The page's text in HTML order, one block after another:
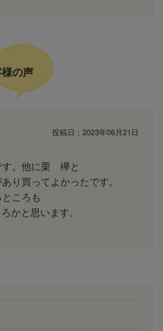
の声
投稿日：2023年06月21日
す。他に栗 欅と
り買ってよかったです。
ころも
かと思います。